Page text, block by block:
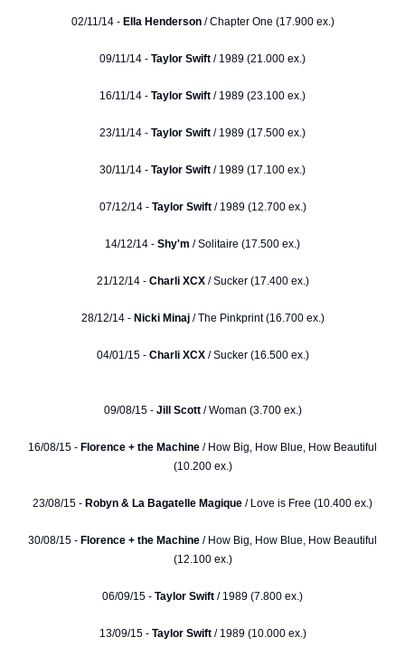
02/11/14 - Ella Henderson/ Chapter One (17.900 ex.)
09/11/14 - Taylor Swift / 1989 (21.000 ex.)
16/11/14 - Taylor Swift / 1989 (23.100 ex.)
23/11/14 - Taylor Swift / 1989 (17.500 ex.)
30/11/14 - Taylor Swift / 1989 (17.100 ex.)
07/12/14 - Taylor Swift/ 1989 (12.700 ex.)
14/12/14 - Shy'm / Solitaire (17.500 ex.)
21/12/14 - Charli XCX/ Sucker (17.400 ex.)
28/12/14 -Nicki Minaj/ The Pinkprint (16.700 ex.)
04/01/15 - Charli XCX/ Sucker (16.500 ex.)
09/08/15 - Jill Scott / Woman (3.700 ex.)
16/08/15 - Florence + the Machine / How Big, How Blue, How Beautiful
(10.200 ex.)
23/08/15 - Robyn & La Bagatelle Magique / Love is Free (10.400 ex.)
30/08/15 - Florence + the Machine / How Big, How Blue, How Beautiful
(12.100 ex.)
06/09/15 - Taylor Swift / 1989 (7.800 ex.)
13/09/15 - Taylor Swift / 1989 (10.000 ex.)